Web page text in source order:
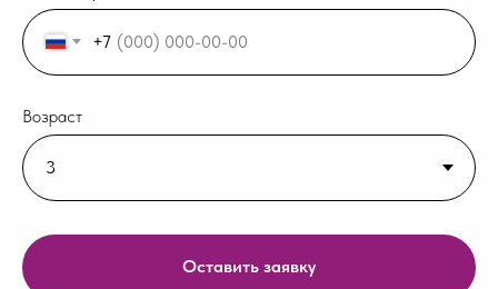
+7
Возраст
Оставить заявку